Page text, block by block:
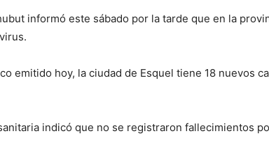
informó este sábado por la tarde que en la
emitido hoy, la ciudad de Esquel tiene 18 nuevos
indicó que no se registraron fallecimientos